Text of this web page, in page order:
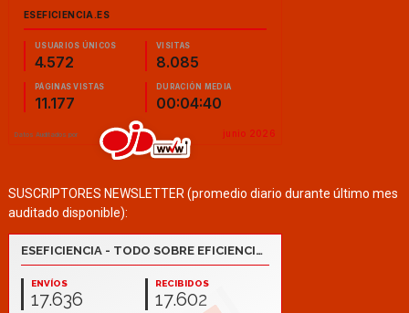
SUSCRIPTORES NEWSLETTER (promedio diario durante último mes
auditado disponible):